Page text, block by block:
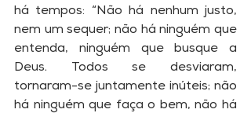
há tempos: “Não há nenhum justo,
nem um sequer; não há ninguém que
entenda, ninguém que busque a
Deus. Todos se desviaram,
tornaram-se juntamente inúteis; não
há ninguém que faça o bem, não há